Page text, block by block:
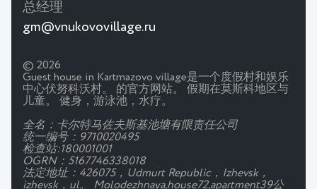
总经理
gm@vnukovovillage.ru
© 2026
Guest house in Kartmazovo village是一个度假村和娱乐
中心伏努科沃村。 的官方网站。 假期在莫斯科地区与
儿童。 健身，游泳池，水疗。
全名：卡尔特马佐夫斯基池塘有限责任公司
统一编号：9710020495
检查站:180001001
OGRN：5167746338018
法定地址：426075，Udmurt Republic，Izhevsk，
izhevsk，ul。 Molodezhnaya,house72,apartment39公